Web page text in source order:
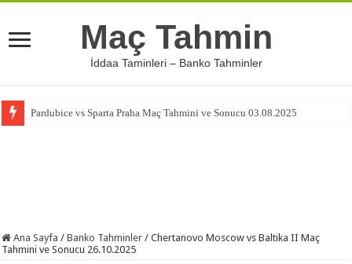
Maç Tahmin
İddaa Taminleri – Banko Tahminler
Pardubice vs Sparta Praha Maç Tahmini ve Sonucu 03.08.2025
Ana Sayfa / Banko Tahminler / Chertanovo Moscow vs Baltika II Maç
Tahmini ve Sonucu 26.10.2025